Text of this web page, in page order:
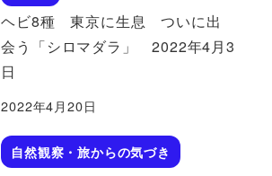
ヘビ8種 東京に生息 ついに出
会う「シロマダラ」 2022年4月3
日
2022年4月20日
自然観察・旅からの気づき